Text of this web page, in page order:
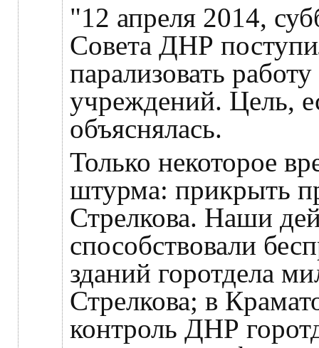
"12 апреля 2014,
Совета ДНР
парализовать
учреждений. Цель,
объяснялась.
Только некоторое
штурма: прикрыть
Стрелкова. Наши
способствовали
зданий горотдела
Стрелкова; в
контроль ДНР